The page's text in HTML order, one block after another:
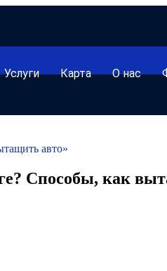
Услуги Карта О нас
авто»
Способы, как